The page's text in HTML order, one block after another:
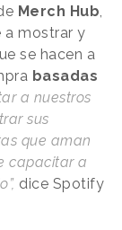
Merch Hub,
a mostrar y
se hacen a
basadas
a nuestros
sus
que aman
capacitar a
dice Spotify